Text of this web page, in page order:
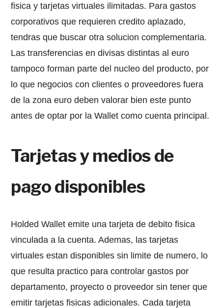
fisica y tarjetas virtuales ilimitadas. Para gastos
corporativos que requieren credito aplazado,
tendras que buscar otra solucion complementaria.
Las transferencias en divisas distintas al euro
tampoco forman parte del nucleo del producto, por
lo que negocios con clientes o proveedores fuera
de la zona euro deben valorar bien este punto
antes de optar por la Wallet como cuenta principal.
Tarjetas y medios de
pago disponibles
Holded Wallet emite una tarjeta de debito fisica
vinculada a la cuenta. Ademas, las tarjetas
virtuales estan disponibles sin limite de numero, lo
que resulta practico para controlar gastos por
departamento, proyecto o proveedor sin tener que
emitir tarjetas fisicas adicionales. Cada tarjeta